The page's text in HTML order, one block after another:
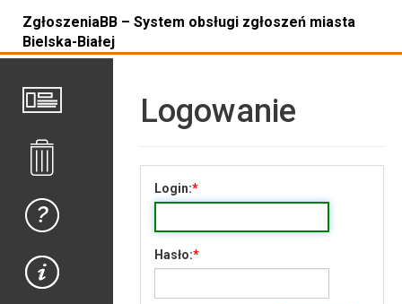
ZgłoszeniaBB – System obsługi zgłoszeń miasta
Bielska-Białej
Logowanie
Login:
Hasło: